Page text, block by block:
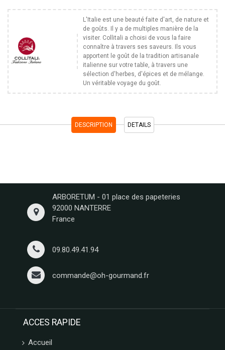
L'Italie est une beauté faite d'art, de nature et
de goûts. Il y a de multiples manière de la
visiter. Collitali a choisi de vous la faire
connaître à travers ses saveurs. Ils vous
apportent le goût de la tradition artisanale
italienne sur votre table, à travers une
sélection d'herbes, d'épices et de mélange.
Un véritable voyage du goût.
DESCRIPTION DETAILS
ARBORETUM - 01 place des papeteries
92000 NANTERRE
France
09.80.49.41.94
commande@oh-gourmand.fr
ACCES RAPIDE
Accueil